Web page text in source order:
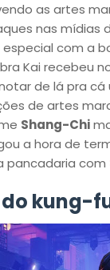
as artes
nas mídias
com a
Kai recebeu
de lá pra cá
de artes
Shang-Chi
a hora de
pancadaria com
do kung-